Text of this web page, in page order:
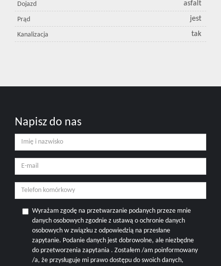
Dojazd asfalt
Prąd jest
Kanalizacja tak
Napisz do nas
Wyrażam zgodę na przetwarzanie podanych przeze mnie
danych osobowych zgodnie z ustawą o ochronie danych
osobowych w związku z odpowiedzią na przesłane
zapytanie. Podanie danych jest dobrowolne, ale niezbędne
do przetworzenia zapytania . Zostałem /am poinformowany
/a, że przysługuje mi prawo dostępu do swoich danych,